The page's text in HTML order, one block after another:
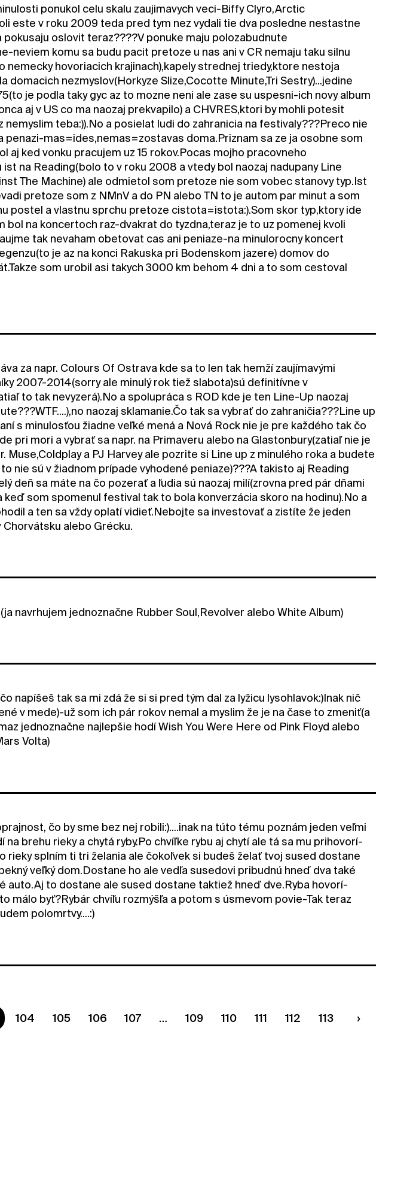
ponukol celu skalu zaujimavych veci-Biffy Clyro,Arctic
este v roku 2009 teda pred tym nez vydali tie dva posledne nestastne
pokusaju oslovit teraz????V ponuke maju polozabudnute
neviem komu sa budu pacit pretoze u nas ani v CR nemaju taku silnu
nemecky hovoriacich krajinach),kapely strednej triedy,ktore nestoja
domacich nezmyslov(Horkyze Slize,Cocotte Minute,Tri Sestry)...jedine
je podla taky gyc az to mozne neni ale zase su uspesni-ich novy album
aj v US co ma naozaj prekvapilo) a CHVRES,ktori by mohli potesit
teba:)).No a posielat ludi do zahranicia na festivaly???Preco nie
penazi-mas=ides,nemas=zostavas doma.Priznam sa ze ja osobne som
aj ked vonku pracujem uz 15 rokov.Pocas mojho pracovneho
na Reading(bolo to v roku 2008 a vtedy bol naozaj nadupany Line
The Machine) ale odmietol som pretoze nie som vobec stanovy typ.Ist
pretoze som z NMnV a do PN alebo TN to je autom par minut a som
postel a vlastnu sprchu pretoze cistota=istota:).Som skor typ,ktory ide
bol na koncertoch raz-dvakrat do tyzdna,teraz je to uz pomenej kvoli
tak nevaham obetovat cas ani peniaze-na minulorocny koncert
je az na konci Rakuska pri Bodenskom jazere) domov do
som urobil asi takych 3000 km behom 4 dni a to som cestoval
za napr. Colours Of Ostrava kde sa to len tak hemží zaujímavými
2007-2014(sorry ale minulý rok tiež slabota)sú definitívne v
to tak nevyzerá).No a spolupráca s ROD kde je ten Line-Up naozaj
naozaj sklamanie.Čo tak sa vybrať do zahraničia???Line up
s minulosťou žiadne veľké mená a Nová Rock nie je pre každého tak čo
pri mori a vybrať sa napr. na Primaveru alebo na Glastonbury(zatiaľ nie je
Muse,Coldplay a PJ Harvey ale pozrite si Line up z minulého roka a budete
nie sú v žiadnom prípade vyhodené peniaze)???A takisto aj Reading
deň sa máte na čo pozerať a ľudia sú naozaj milí(zrovna pred pár dňami
som spomenul festival tak to bola konverzácia skoro na hodinu).No a
a ten sa vždy oplatí vidieť.Nebojte sa investovať a zistíte že jeden
Chorvátsku alebo Grécku.
navrhujem jednoznačne Rubber Soul,Revolver alebo White Album)
napíšeš tak sa mi zdá že si si pred tým dal za lyžicu lysohlavok:)Inak nič
v mede)-už som ich pár rokov nemal a myslim že je na čase to zmeniť(a
jednoznačne najlepšie hodí Wish You Were Here od Pink Floyd alebo
Volta)
čo by sme bez nej robili:)....inak na túto tému poznám jeden veľmi
brehu rieky a chytá ryby.Po chvíľke rybu aj chytí ale tá sa mu prihovorí-
rieky splním ti tri želania ale čokoľvek si budeš želať tvoj sused dostane
veľký dom.Dostane ho ale vedľa susedovi pribudnú hneď dva také
auto.Aj to dostane ale sused dostane taktiež hneď dve.Ryba hovorí-
málo byť?Rybár chvíľu rozmýšľa a potom s úsmevom povie-Tak teraz
polomrtvy....:)
on page
104 105 106 107 109 110 111 112 113